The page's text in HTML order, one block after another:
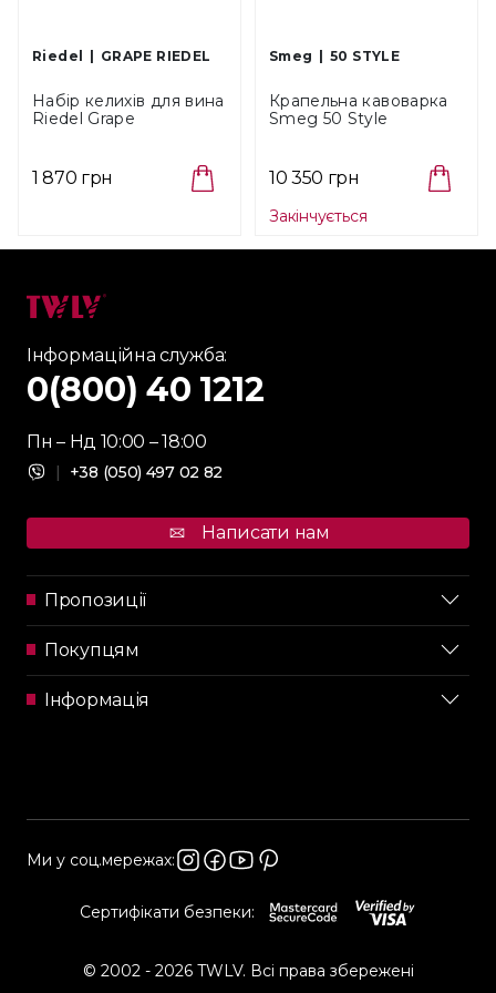
Riedel GRAPE RIEDEL
Набір келихів для вина
Riedel Grape
(6424/97)
1 870 грн
Smeg 50 STYLE
Крапельна кавоварка
Smeg 50 Style
10 350 грн
Закінчується
Інформаційна служба:
0(800) 40 1212
Пн – Нд 10:00 – 18:00
| +38 (050) 497 02 82
Написати нам
Пропозиції
Покупцям
Інформація
Сертифікати безпеки:
Ми у соц.мережах:
© 2002 - 2026 TWLV. Всі права збережені